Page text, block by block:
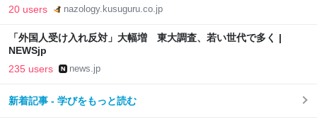
20 users nazology.kusuguru.co.jp
「外国人受け入れ反対」大幅増 東大調査、若い世代で多く |
NEWSjp
235 users news.jp
新着記事 - 学びをもっと読む